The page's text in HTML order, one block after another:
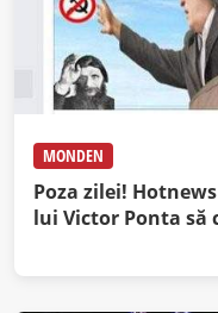
MONDEN
Poza zilei!
lui Victor Ponta să